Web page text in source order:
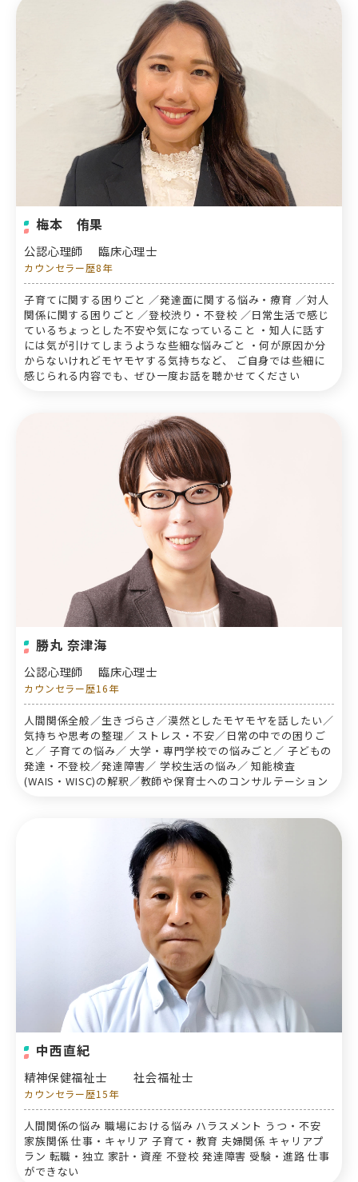
梅本 侑果
公認心理師 臨床心理士
カウンセラー歴8年
子育てに関する困りごと ／発達面に関する悩み・療育 ／対人
関係に関する困りごと ／登校渋り・不登校 ／日常生活で感じ
ているちょっとした不安や気になっていること ・知人に話す
には気が引けてしまうような些細な悩みごと ・何が原因か分
からないけれどモヤモヤする気持ちなど、 ご自身では些細に
感じられる内容でも、ぜひ一度お話を聴かせてください
勝丸 奈津海
公認心理師 臨床心理士
カウンセラー歴16年
人間関係全般／生きづらさ／漠然としたモヤモヤを話したい／
気持ちや思考の整理／ ストレス・不安／日常の中での困りご
と／ 子育ての悩み／ 大学・専門学校での悩みごと／ 子どもの
発達・不登校／発達障害／ 学校生活の悩み／ 知能検査
(WAIS・WISC)の解釈／教師や保育士へのコンサルテーション
中西直紀
精神保健福祉士 社会福祉士
カウンセラー歴15年
人間関係の悩み 職場における悩み ハラスメント うつ・不安
家族関係 仕事・キャリア 子育て・教育 夫婦関係 キャリアプ
ラン 転職・独立 家計・資産 不登校 発達障害 受験・進路 仕事
ができない